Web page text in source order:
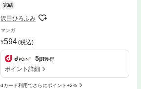
完結
沢田ひろふみ
マンガ
594(税込)
5pt獲得
ポイント詳細
dカード利用でさらにポイント+2%